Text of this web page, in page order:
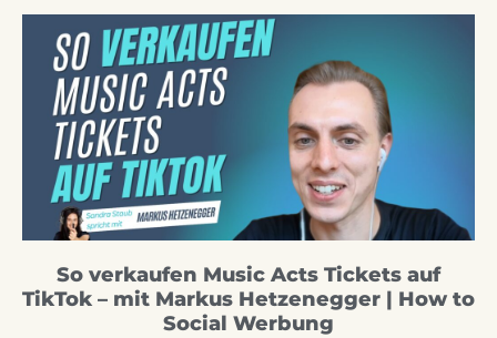
So verkaufen Music Acts Tickets auf
TikTok – mit Markus Hetzenegger | How to
Social Werbung